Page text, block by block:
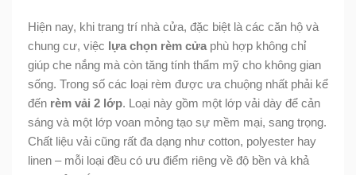
Hiện nay, khi trang trí nhà cửa, đặc biệt là các căn hộ và
chung cư, việc lựa chọn rèm cửa phù hợp không chỉ
giúp che nắng mà còn tăng tính thẩm mỹ cho không gian
sống. Trong số các loại rèm được ưa chuộng nhất phải kể
đến rèm vải 2 lớp. Loại này gồm một lớp vải dày để cản
sáng và một lớp voan mỏng tạo sự mềm mại, sang trọng.
Chất liệu vải cũng rất đa dạng như cotton, polyester hay
linen – mỗi loại đều có ưu điểm riêng về độ bền và khả